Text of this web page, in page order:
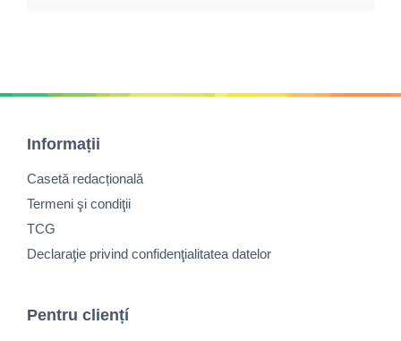
Informații
Casetă redacțională
Termeni şi condiţii
TCG
Declaraţie privind confidenţialitatea datelor
Pentru cliențí